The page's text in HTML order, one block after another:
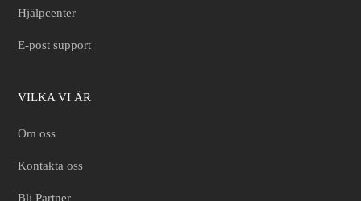
Hjälpcenter
E-post support
VILKA VI ÄR
Om oss
Kontakta oss
Bli Partner